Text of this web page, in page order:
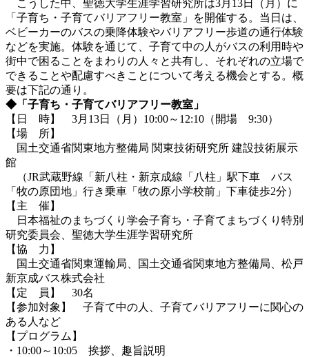
こうした中、聖徳大学生涯学習研究所は3月13日（月）に
「子育ち・子育てバリアフリー教室」を開催する。当日は、
ベビーカーのバスの乗降体験やバリアフリー歩道の通行体験
などを実施。体験を通じて、子育て中の人がバスの利用時や
街中で困ることをまわりの人々と共有し、それぞれの立場で
できることや配慮すべきことについて考える機会とする。概
要は下記の通り。
◆「子育ち・子育てバリアフリー教室」
【日 時】 3月13日（月）10:00～12:10（開場 9:30）
【場 所】
国土交通省関東地方整備局 関東技術研究所 建設技術展示
館
（JR武蔵野線「新八柱・新京成線「八柱」駅下車 バス
「牧の原団地」行き乗車「牧の原小学校前」下車徒歩2分）
【主 催】
日本福祉のまちづくり学会子育ち・子育てまちづくり特別
研究委員会、聖徳大学生涯学習研究所
【協 力】
国土交通省関東運輸局、国土交通省関東地方整備局、松戸
新京成バス株式会社
【定 員】 30名
【参加対象】 子育て中の人、子育てバリアフリーに関心の
ある人など
【プログラム】
・10:00～10:05 挨拶、趣旨説明